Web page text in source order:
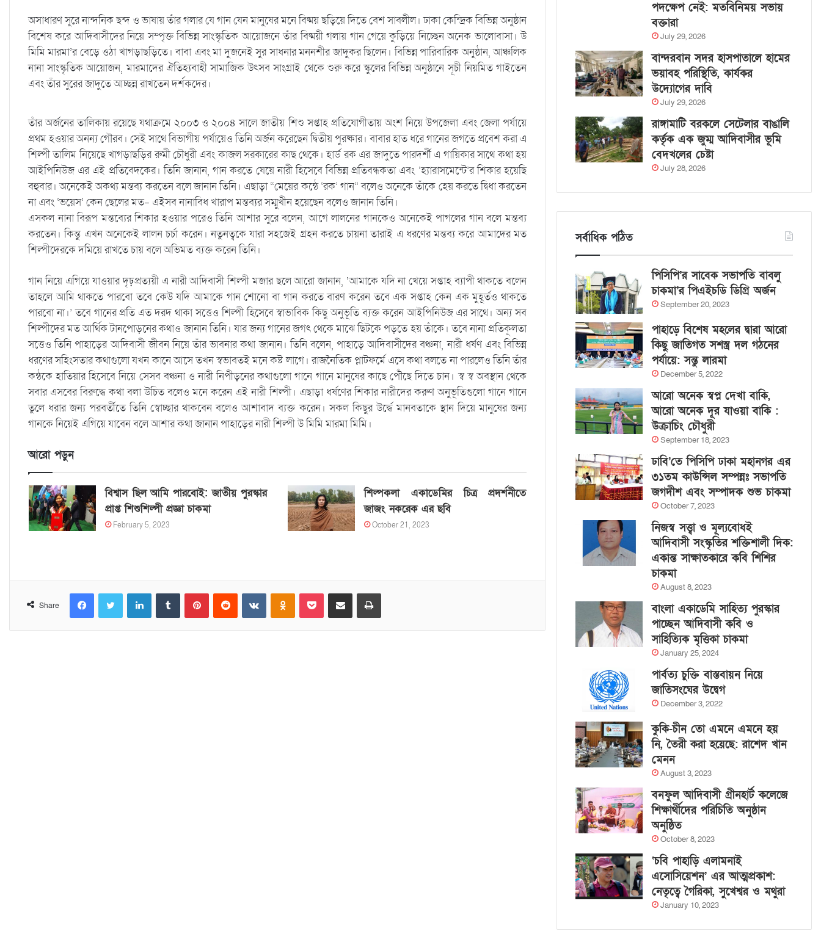
অসাধারণ সুরে নান্দনিক ছন্দ ও ভাষায় তাঁর গলার যে গান যেন মানুষের মনে বিষ্ময় ছড়িয়ে দিতে বেশ সাবলীল। ঢাকা কেন্দ্রিক বিভিন্ন অনুষ্ঠান
বিশেষ করে আদিবাসীদের নিয়ে সম্পৃক্ত বিভিন্ন সাংস্কৃতিক আয়োজনে তাঁর বিষ্ময়ী গলায় গান গেয়ে কুড়িয়ে নিচ্ছেন অনেক ভালোবাসা। উ
মিমি মারমা’র বেড়ে ওঠা খাগড়াছড়িতে। বাবা এবং মা দুজনেই সুর সাধনার মননশীর জাদুকর ছিলেন। বিভিন্ন পারিবারিক অনুষ্ঠান, আঞ্চলিক
নানা সাংস্কৃতিক আয়োজন, মারমাদের ঐতিহ্যবাহী সামাজিক উৎসব সাংগ্রাই থেকে শুরু করে স্কুলের বিভিন্ন অনুষ্ঠানে সূচী নিয়মিত গাইতেন
এবং তাঁর সুরের জাদুতে আচ্ছন্ন রাখতেন দর্শকদের।
তাঁর অর্জনের তালিকায় রয়েছে যথাক্রমে ২০০৩ ও ২০০৪ সালে জাতীয় শিশু সপ্তাহ প্রতিযোগীতায় অংশ নিয়ে উপজেলা এবং জেলা পর্যায়ে
প্রথম হওয়ার অনন্য গৌরব। সেই সাথে বিভাগীয় পর্যায়েও তিনি অর্জন করেছেন দ্বিতীয় পুরষ্কার। বাবার হাত ধরে গানের জগতে প্রবেশ করা এ
শিল্পী তালিম নিয়েছে খাগড়াছড়ির রুমী চৌধুরী এবং কাজল সরকারের কাছ থেকে। হার্ড রক এর জাদুতে পারদর্শী এ গায়িকার সাথে কথা হয়
আইপিনিউজ এর এই প্রতিবেদকের। তিনি জানান, গান করতে যেয়ে নারী হিসেবে বিভিন্ন প্রতিবন্ধকতা এবং ‘হ্যারাসমেন্টে’র শিকার হয়েছি
বহুবার। অনেকেই অকথ্য মন্তব্য করতেন বলে জানান তিনি। এছাড়া “মেয়ের কন্ঠে ‘রক’ গান” বলেও অনেকে তাঁকে হেয় করতে দ্বিধা করতেন
না এবং ‘ভয়েস’ কেন ছেলের মত- এইসব নানাবিধ খারাপ মন্তব্যর সম্মুখীন হয়েছেন বলেও জানান তিনি।
এসকল নানা বিরূপ মন্তব্যের শিকার হওয়ার পরেও তিনি আশার সুরে বলেন, আগে লালনের গানকেও অনেকেই পাগলের গান বলে মন্তব্য
করতেন। কিন্তু এখন অনেকেই লালন চর্চা করেন। নতুনত্বকে যারা সহজেই গ্রহন করতে চায়না তারাই এ ধরণের মন্তব্য করে আমাদের মত
শিল্পীদেরকে দমিয়ে রাখতে চায় বলে অভিমত ব্যক্ত করেন তিনি।
গান নিয়ে এগিয়ে যাওয়ার দৃঢ়প্রত্যয়ী এ নারী আদিবাসী শিল্পী মজার ছলে আরো জানান, ‘আমাকে যদি না খেয়ে সপ্তাহ ব্যাপী থাকতে বলেন
তাহলে আমি থাকতে পারবো তবে কেউ যদি আমাকে গান শোনো বা গান করতে বারণ করেন তবে এক সপ্তাহ কেন এক মুহূর্তও থাকতে
পারবো না।’ তবে গানের প্রতি এত দরদ থাকা সত্তেও শিল্পী হিসেবে স্বাভাবিক কিছু অনুভূতি ব্যক্ত করেন আইপিনিউজ এর সাথে। অন্য সব
শিল্পীদের মত আর্থিক টানপোড়নের কথাও জানান তিনি। যার জন্য গানের জগৎ থেকে মাঝে ছিটকে পড়তে হয় তাঁকে। তবে নানা প্রতিকূলতা
সত্তেও তিনি পাহাড়ের আদিবাসী জীবন নিয়ে তাঁর ভাবনার কথা জানান। তিনি বলেন, পাহাড়ে আদিবাসীদের বঞ্চনা, নারী ধর্ষণ এবং বিভিন্ন
ধরণের সহিংসতার কথাগুলো যখন কানে আসে তখন স্বভাবতই মনে কষ্ট লাগে। রাজনৈতিক প্লাটফর্মে এসে কথা বলতে না পারলেও তিনি তাঁর
কন্ঠকে হাতিয়ার হিসেবে নিয়ে সেসব বঞ্চনা ও নারী নিপীড়নের কথাগুলো গানে গানে মানুষের কাছে পৌঁছে দিতে চান। স্ব স্ব অবস্থান থেকে
সবার এসবের বিরুদ্ধে কথা বলা উচিত বলেও মনে করেন এই নারী শিল্পী। এছাড়া ধর্ষণের শিকার নারীদের করুণ অনুভূতিগুলো গানে গানে
তুলে ধরার জন্য পরবর্তীতে তিনি স্বোচ্ছার থাকবেন বলেও আশাবাদ ব্যক্ত করেন। সকল কিছুর উর্দ্ধে মানবতাকে স্থান দিয়ে মানুষের জন্য
গানকে নিয়েই এগিয়ে যাবেন বলে আশার কথা জানান পাহাড়ের নারী শিল্পী উ মিমি মারমা মিমি।
আরো পড়ুন
বিশ্বাস ছিল আমি পারবোই: জাতীয় পুরস্কার
প্রাপ্ত শিশুশিল্পী প্রজ্ঞা চাকমা
February 5, 2023
শিল্পকলা একাডেমির চিত্র প্রদর্শনীতে
জাজং নকরেক এর ছবি
October 21, 2023
Share
পদক্ষেপ নেই: মতবিনিময় সভায়
বক্তারা
July 29, 2026
বান্দরবান সদর হাসপাতালে হামের
ভয়াবহ পরিস্থিতি, কার্যকর
উদ্যোগের দাবি
July 29, 2026
রাঙ্গামাটি বরকলে সেটেলার বাঙালি
কর্তৃক এক জুম্ম আদিবাসীর ভূমি
বেদখলের চেষ্টা
July 28, 2026
সর্বাধিক পঠিত
পিসিপি’র সাবেক সভাপতি বাবলু
চাকমা’র পিএইচডি ডিগ্রি অর্জন
September 20, 2023
পাহাড়ে বিশেষ মহলের দ্বারা আরো
কিছু জাতিগত সশস্ত্র দল গঠনের
পর্যায়ে: সন্তু লারমা
December 5, 2022
আরো অনেক স্বপ্ন দেখা বাকি,
আরো অনেক দূর যাওয়া বাকি :
উক্রাচিং চৌধুরী
September 18, 2023
ঢাবি’তে পিসিপি ঢাকা মহানগর এর
৩১তম কাউন্সিল সম্পন্নঃ সভাপতি
জগদীশ এবং সম্পাদক শুভ চাকমা
October 7, 2023
নিজস্ব সত্ত্বা ও মূল্যবোধই
আদিবাসী সংস্কৃতির শক্তিশালী দিক:
একান্ত সাক্ষাতকারে কবি শিশির
চাকমা
August 8, 2023
বাংলা একাডেমি সাহিত্য পুরস্কার
পাচ্ছেন আদিবাসী কবি ও
সাহিত্যিক মৃত্তিকা চাকমা
January 25, 2024
পার্বত্য চুক্তি বাস্তবায়ন নিয়ে
জাতিসংঘের উদ্বেগ
December 3, 2022
কুকি-চীন তো এমনে এমনে হয়
নি, তৈরী করা হয়েছে: রাশেদ খান
মেনন
August 3, 2023
বনফুল আদিবাসী গ্রীনহার্ট কলেজে
শিক্ষার্থীদের পরিচিতি অনুষ্ঠান
অনুষ্ঠিত
October 8, 2023
‘চবি পাহাড়ি এলামনাই
এসোসিয়েশন’ এর আত্মপ্রকাশ:
নেতৃত্বে গৈরিকা, সুখেশ্বর ও মথুরা
January 10, 2023